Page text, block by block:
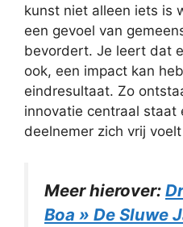
kunst niet alleen iets is
een gevoel van
bevordert. Je leert dat
ook, een impact kan
eindresultaat. Zo
innovatie centraal staat
deelnemer zich vrij
Meer hierover:
Boa » De Sluwe